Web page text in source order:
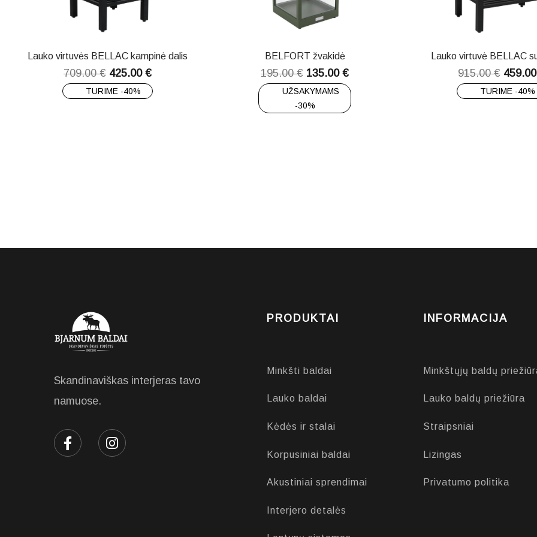
Lauko virtuvės BELLAC kampinė dalis
709.00€ 425.00 €
TURIME -40%
BELFORT žvakidė
195.00€ 135.00 €
UŽSAKYMAMS
-30%
Lauko virtuvė BELLAC
915.00€
TURIME -40%
Skandinaviškas interjeras tavo
namuose.
PRODUKTAI
Minkšti baldai
Lauko baldai
Kėdės ir stalai
Korpusiniai baldai
Akustiniai sprendimai
Interjero detalės
INFORMACIJA
Minkštųjų baldų
Lauko baldų priežiūra
Straipsniai
Lizingas
Privatumo politika